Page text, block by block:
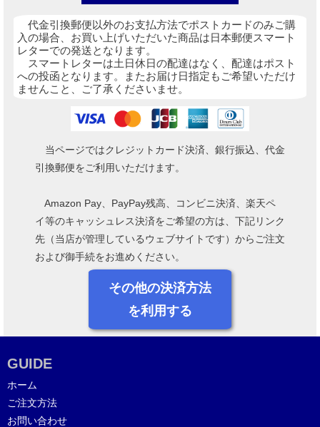
代金引換郵便以外のお支払方法でポストカードのみご購
入の場合、お買い上げいただいた商品は日本郵便スマート
レターでの発送となります。
スマートレターは土日休日の配達はなく、配達はポスト
への投函となります。またお届け日指定もご希望いただけ
ませんこと、ご了承くださいませ。
当ページではクレジットカード決済、銀行振込、代金
引換郵便をご利用いただけます。
Amazon Pay、PayPay残高、コンビニ決済、楽天ペ
イ等のキャッシュレス決済をご希望の方は、下記リンク
先（当店が管理しているウェブサイトです）からご注文
および御手続をお進めください。
その他の決済方法
を利用する
GUIDE
ホーム
ご注文方法
お問い合わせ